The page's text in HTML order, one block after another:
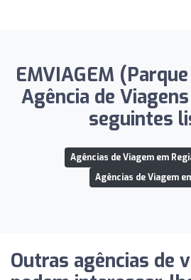
EMVIAGEM
Agência de
seguintes
Agências de Viagem em
Agências de Viagem
Outras agências de